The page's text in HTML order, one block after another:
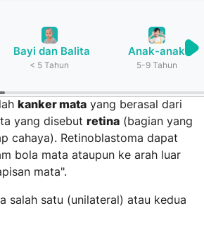
kanker mata yang berasal dari
yang disebut retina (bagian yang
cahaya). Retinoblastoma dapat
bola mata ataupun ke arah luar
mata".
salah satu (unilateral) atau kedua